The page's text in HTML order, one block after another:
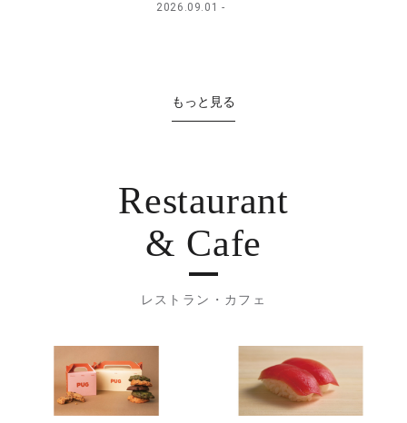
2026.09.01
もっと見る
Restaurant
& Cafe
レストラン・カフェ